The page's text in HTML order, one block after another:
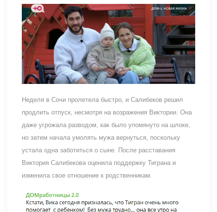
Неделя в Сочи пролетела быстро, и Салибеков решил
продлить отпуск, несмотря на возражения Виктории. Она
даже угрожала разводом, как было упомянуто на шлоке,
но затем начала умолять мужа вернуться, поскольку
устала одна заботиться о сыне. После расставания
Виктория Салибекова оценила поддержку Тиграна и
изменила свое отношение к родственникам.